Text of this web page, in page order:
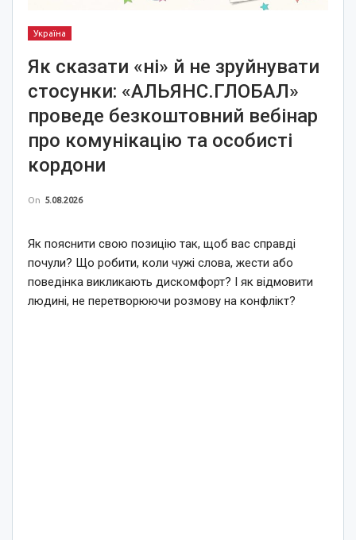
Україна
Як сказати «ні» й не зруйнувати
стосунки: «АЛЬЯНС.ГЛОБАЛ»
проведе безкоштовний вебінар
про комунікацію та особисті
кордони
On 5.08.2026
Як пояснити свою позицію так, щоб вас справді
почули? Що робити, коли чужі слова, жести або
поведінка викликають дискомфорт? І як відмовити
людині, не перетворюючи розмову на конфлікт?